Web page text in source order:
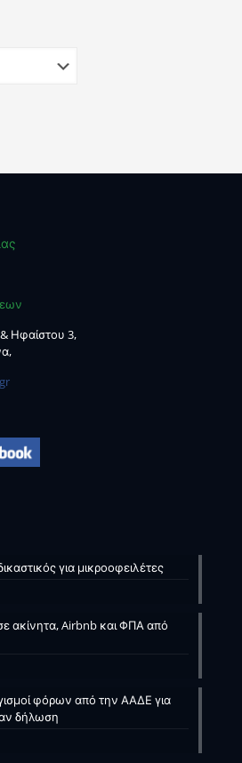
Ηφαίστου 3,
για μικροοφειλέτες
ακίνητα, Airbnb και ΦΠΑ από
φόρων από την ΑΑΔΕ για
δήλωση